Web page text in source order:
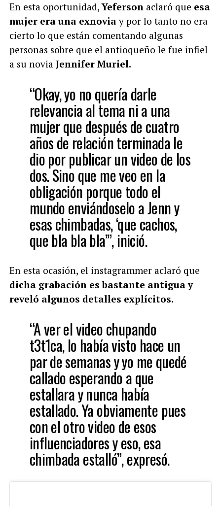
En esta oportunidad,Yefersonaclaró que esa
mujer era una exnoviay por lo tanto no era
cierto lo que están comentando algunas
personas sobre que el antioqueño le fue infiel
a su noviaJennifer Muriel.
“Okay, yo no quería darle
relevancia al tema ni a una
mujer que después de cuatro
años de relación terminada le
dio por publicar un video de los
dos. Sino que me veo en la
obligación porque todo el
mundo enviándoselo a Jenn y
esas chimbadas, ‘que cachos,
que bla bla bla’”, inició.
En esta ocasión, el instagrammer aclaró que
dicha grabación es bastante antigua y
reveló algunos detalles explícitos.
“A ver el video chupando
t3t1ca, lo había visto hace un
par de semanas y yo me quedé
callado esperando a que
estallara y nunca había
estallado. Ya obviamente pues
con el otro video de esos
influenciadores y eso, esa
chimbada estalló”, expresó.